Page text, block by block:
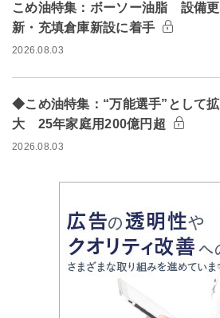
こめ油特集：ボーソー油脂 設備更
新・充填倉庫新設に着手
2026.08.03
◆こめ油特集：“万能選手”として拡
大 25年家庭用200億円超
2026.08.03